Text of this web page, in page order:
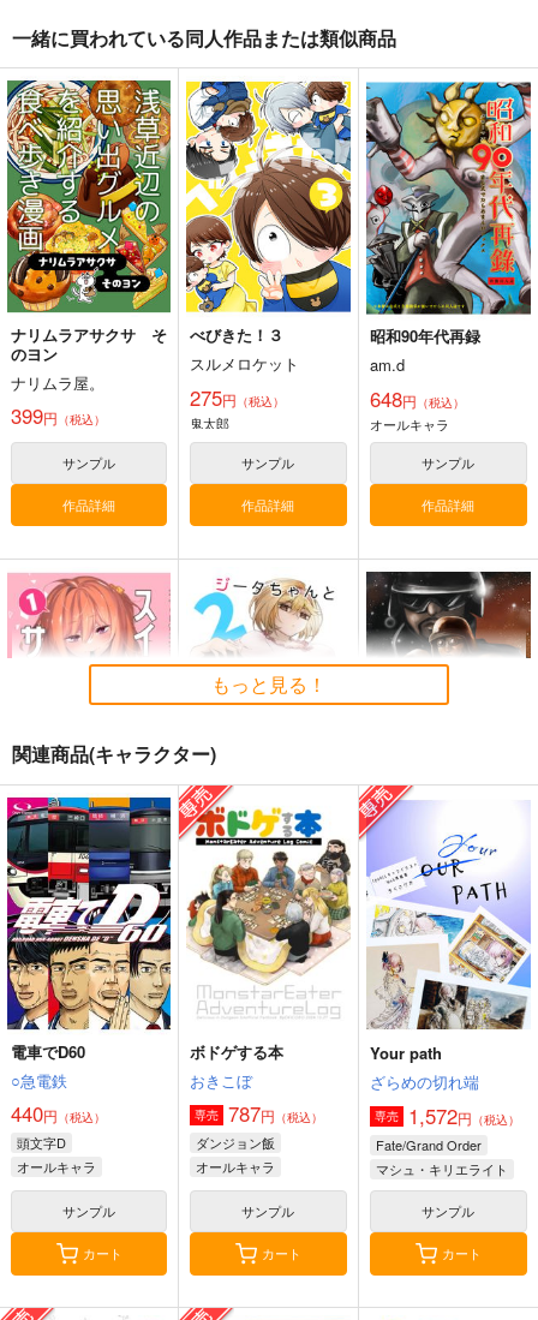
有罪KISS～まのさば
キス合同誌～
ぽにゃあん
770円（税込）
その他
桜羽エマ×紫藤アリサ、蓮見レイア×二階堂ヒロ
サンプル
Observation record
mrmrm
専売 2,860円（税込）
その他
アルフォート・ウェスカー
ミンドリー
サンプル
巨人の鍛冶屋さんとお
はなしをする話
いとろ
1,257円（税込）
その他
巨人の鍛冶屋
ソラール
サンプル
カート
clsr結婚アンソロジー
「となりにいればいい
その他 カルム×セレナ
サンプル
カート
一途【完全特装版】
人生あの日まで君と競
走
その他
ダンデ
マサル
サンプル
カート
スマホに凸っただけな
のに
カート
二階堂ヒロの裁判傍聴
ヘルフレグランス
660円（税込）
横：オリビエ乳寄せ
_BD2(HanhChu)_sB2
タペストリー
くわい屋
3,929円（税込）
ポケッ●モン●ター ス
カーレット・バイオレ
ット-ナンジャ
モ-160X50cm抱き枕
カバー【YC1155】
eb
13,200円（税込）
一緒に買われている同人作品または類似商品
ナリムラアサクサ そ
のヨン
ナリムラ屋。
399円 （税込）
サンプル
作品詳細
べびきた！３
スルメロケット
275円 （税込）
鬼太郎
サンプル
作品詳細
昭和90年代再録
am.d
648円 （税込）
オールキャラ
サンプル
作品詳細
スイートサレンダー
PONZOOM
1,320円（税込）
エドモン×ぐだ子
サンプル
作品詳細
ジータちゃんとベリア
ルくん2
フロストゲッコー
944円（税込）
ジータ
サンプル
作品詳細
割職WARS
あまどや
704円（税込）
オールキャラ
サンプル
作品詳細
もっと見る！
関連商品(キャラクター)
電車でD60
○急電鉄
440円 （税込）
頭文字D
オールキャラ
サンプル
カート
ボドゲする本
おきこぼ
専売 787円 （税込）
ダンジョン飯
オールキャラ
カブルー
サンプル
カート
Your path
ざらめの切れ端
専売 1,572円 （税込）
Fate/Grand Order
マシュ・キリエライト
オールキャラ
サンプル
カート